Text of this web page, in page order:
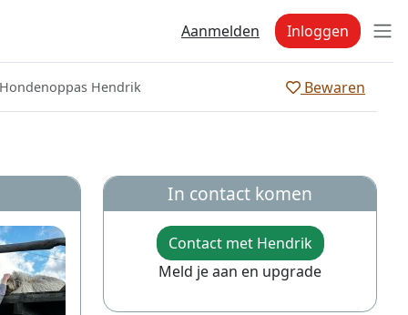
Aanmelden Inloggen
Hondenoppas Hendrik Bewaren
In contact komen
Contact met Hendrik
Meld je aan en upgrade